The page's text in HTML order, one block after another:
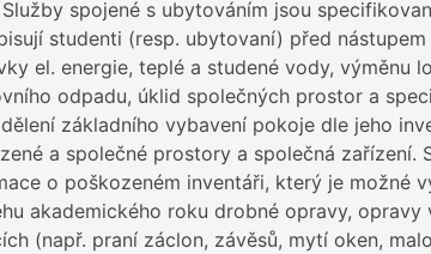
Služby spojené s ubytováním jsou
studenti (resp. ubytovaní) před
el. energie, teplé a studené vody, výměnu
odpadu, úklid společných prostor a
základního vybavení pokoje dle jeho
a společné prostory a společná zařízení.
o poškozeném inventáři, který je možné
akademického roku drobné opravy,
(např. praní záclon, závěsů, mytí oken,